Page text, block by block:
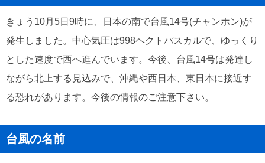
きょう10月5日9時に、日本の南で台風14号(チャンホン)が
発生しました。中心気圧は998ヘクトパスカルで、ゆっくり
とした速度で西へ進んでいます。今後、台風14号は発達し
ながら北上する見込みで、沖縄や西日本、東日本に接近す
る恐れがあります。今後の情報のご注意下さい。
台風の名前